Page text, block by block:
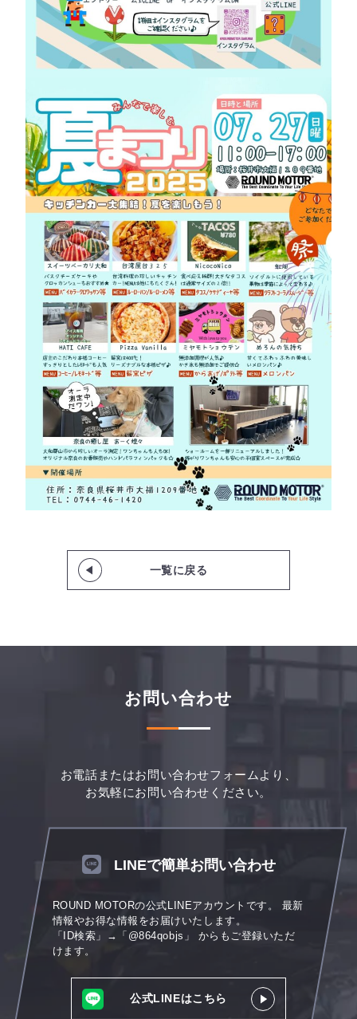
一覧に戻る
お問い合わせ
お電話またはお問い合わせフォームより、
お気軽にお問い合わせください。
LINEで簡単お問い合わせ
ROUND MOTORの公式LINEアカウントです。
最新
情報やお得な情報をお届けいたします。
「ID検索」→「@864qobjs」
からもご登録いただ
けます。
公式LINEはこちら